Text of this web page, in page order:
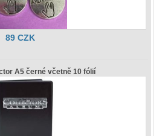
89 CZK
A5 černé včetně 10 fólií